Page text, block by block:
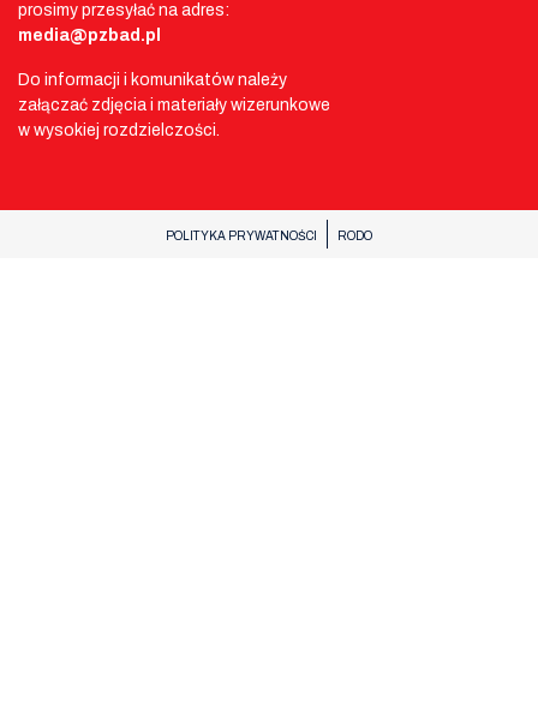
prosimy przesyłać na adres:
media@pzbad.pl
Do informacji i komunikatów należy
załączać zdjęcia i materiały wizerunkowe
w wysokiej rozdzielczości.
POLITYKA PRYWATNOŚCI RODO